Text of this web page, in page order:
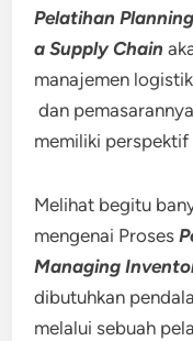
Pelatihan
a Supply Chain
manajemen
dan
memiliki
Melihat begitu
mengenai Proses
Managing
dibutuhkan
melalui sebuah